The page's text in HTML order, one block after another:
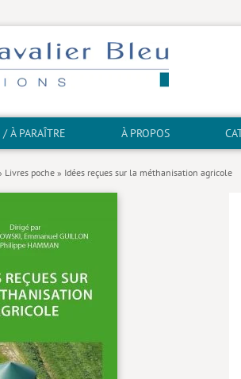
À PARAÎTRE À PROPOS
Livres poche » Idées reçues sur la méthanisation agricole